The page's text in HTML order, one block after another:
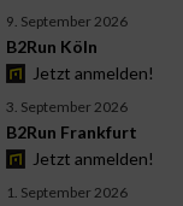
9. September 2026
B2Run Köln
Jetzt anmelden!
3. September 2026
B2Run Frankfurt
Jetzt anmelden!
1. September 2026